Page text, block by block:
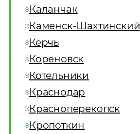
Каланчак
Каменск-Шахтинский
Керчь
Кореновск
Котельники
Краснодар
Красноперекопск
Кропоткин